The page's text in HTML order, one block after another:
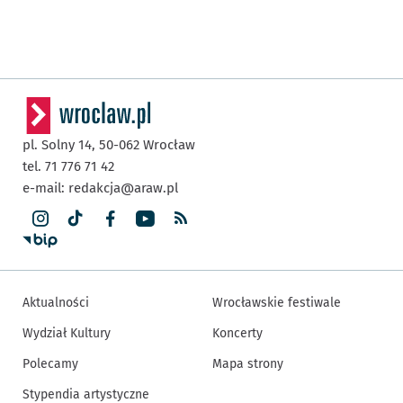
pl. Solny 14, 50-062 Wrocław
tel. 71 776 71 42
e-mail: redakcja@araw.pl
Aktualności
Wydział Kultury
Polecamy
Stypendia artystyczne
Wrocławskie festiwale
Koncerty
Mapa strony